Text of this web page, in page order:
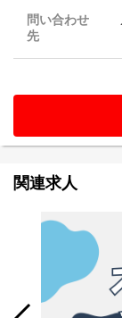
問い合わせ
先
関連求人